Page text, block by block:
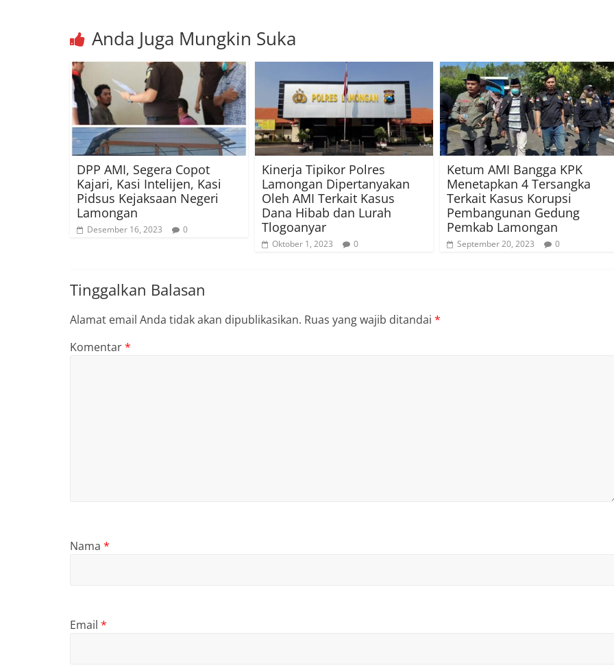
Anda Juga Mungkin Suka
DPP AMI, Segera Copot
Kajari, Kasi Intelijen, Kasi
Pidsus Kejaksaan Negeri
Lamongan
Desember 16, 2023 0
Kinerja Tipikor Polres
Lamongan Dipertanyakan
Oleh AMI Terkait Kasus
Dana Hibab dan Lurah
Tlogoanyar
Oktober 1, 2023 0
Ketum AMI Bangga KPK
Menetapkan 4 Tersangka
Terkait Kasus Korupsi
Pembangunan Gedung
Pemkab Lamongan
September 20, 2023 0
Tinggalkan Balasan
Alamat email Anda tidak akan dipublikasikan. Ruas yang wajib ditandai *
Komentar*
Nama *
Email *